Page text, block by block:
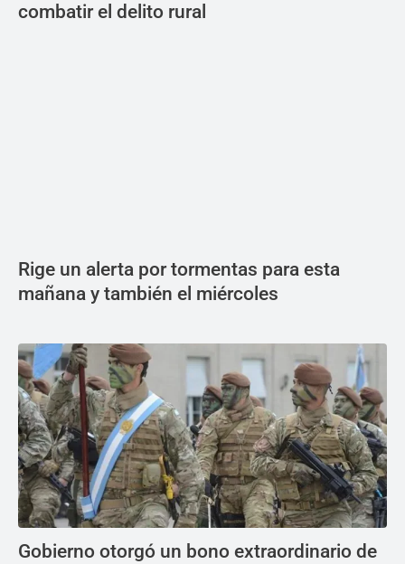
combatir el delito rural
Rige un alerta por tormentas para esta
mañana y también el miércoles
Gobierno otorgó un bono extraordinario de